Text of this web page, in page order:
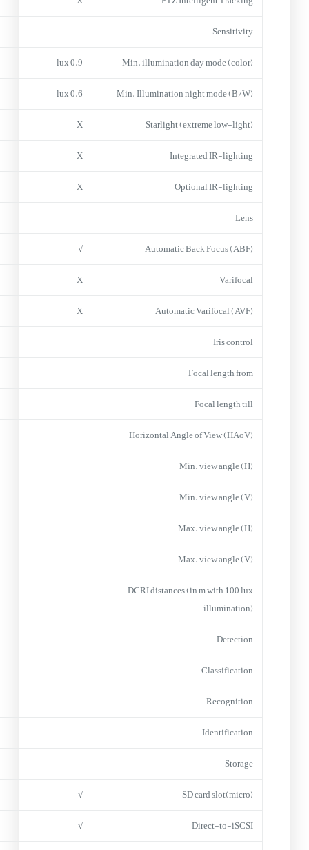
Sensitivity
Min. illumination day mode (color)
0.9 lux
Min. Illumination night mode (B/W)
0.6 lux
Starlight (extreme low-light)
X
Integrated IR-lighting
X
Optional IR-lighting
X
Lens
Automatic Back Focus (ABF)
√
Varifocal
X
Automatic Varifocal (AVF)
X
Iris control
Focal length from
Focal length till
Horizontal Angle of View (HAoV)
Min. view angle (H)
Min. view angle (V)
Max. view angle (H)
Max. view angle (V)
DCRI distances (in m with 100 lux
illumination)
Detection
Classification
Recognition
Identification
Storage
(micro)SD card slot
√
Direct-to-iSCSI
√